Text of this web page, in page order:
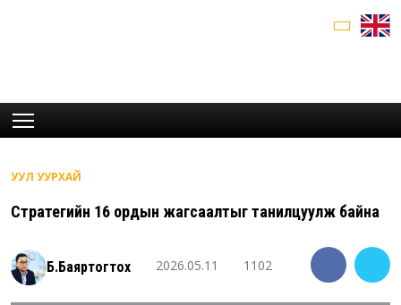
УУЛ УУРХАЙ
Стратегийн 16 ордын жагсаалтыг танилцуулж байна
Б.Баяртогтох 2026.05.11 1102